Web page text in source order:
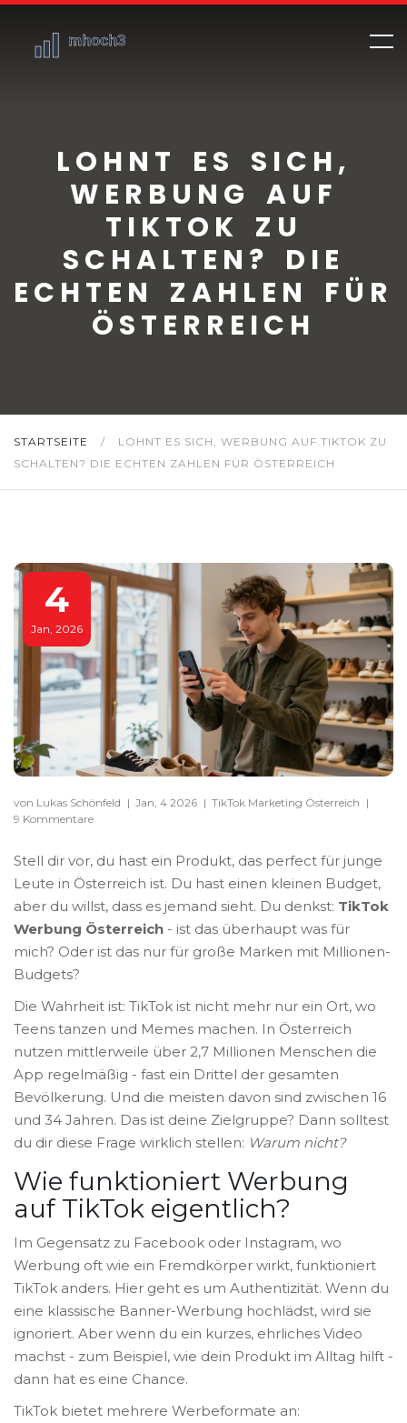
LOHNT ES SICH,
WERBUNG AUF
TIKTOK ZU
SCHALTEN? DIE
ECHTEN ZAHLEN FÜR
ÖSTERREICH
STARTSEITE /
LOHNT ES SICH, WERBUNG AUF TIKTOK ZU
SCHALTEN? DIE ECHTEN ZAHLEN FÜR ÖSTERREICH
4
Jan, 2026
von Lukas Schönfeld | Jan, 4 2026 | TikTok Marketing Österreich |
9 Kommentare
Stell dir vor, du hast ein Produkt, das perfect für junge
Leute in Österreich ist. Du hast einen kleinen Budget,
aber du willst, dass es jemand sieht. Du denkst: TikTok
Werbung Österreich - ist das überhaupt was für
mich? Oder ist das nur für große Marken mit Millionen-
Budgets?
Die Wahrheit ist: TikTok ist nicht mehr nur ein Ort, wo
Teens tanzen und Memes machen. In Österreich
nutzen mittlerweile über 2,7 Millionen Menschen die
App regelmäßig - fast ein Drittel der gesamten
Bevölkerung. Und die meisten davon sind zwischen 16
und 34 Jahren. Das ist deine Zielgruppe? Dann solltest
du dir diese Frage wirklich stellen: Warum nicht?
Wie funktioniert Werbung
auf TikTok eigentlich?
Im Gegensatz zu Facebook oder Instagram, wo
Werbung oft wie ein Fremdkörper wirkt, funktioniert
TikTok anders. Hier geht es um Authentizität. Wenn du
eine klassische Banner-Werbung hochlädst, wird sie
ignoriert. Aber wenn du ein kurzes, ehrliches Video
machst - zum Beispiel, wie dein Produkt im Alltag hilft -
dann hat es eine Chance.
TikTok bietet mehrere Werbeformate an: